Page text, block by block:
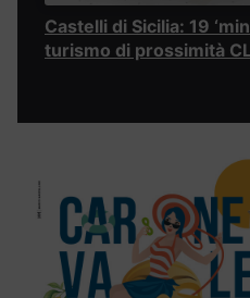
Castelli di Sicilia: 19
turismo di prossimità